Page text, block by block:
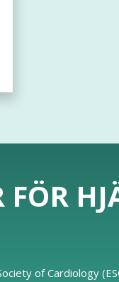
FÖR
of Cardiology